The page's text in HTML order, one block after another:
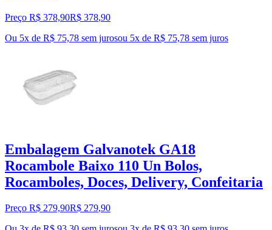
Preço R$ 378,90R$ 378,90
Ou 5x de R$ 75,78 sem jurosou 5x de R$ 75,78 sem juros
Embalagem Galvanotek GA18
Rocambole Baixo 110 Un Bolos,
Rocamboles, Doces, Delivery, Confeitaria
Preço R$ 279,90R$ 279,90